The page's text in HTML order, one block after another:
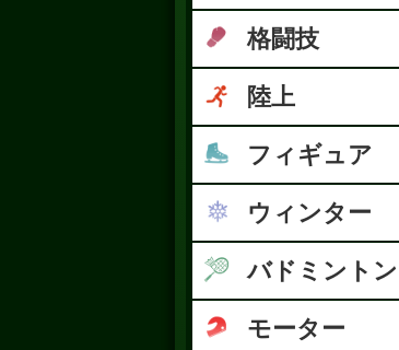
格闘技
陸上
フィギュア
ウィンター
バドミントン
モーター